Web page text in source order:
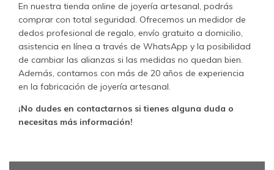
En nuestra tienda online de joyería artesanal, podrás
comprar con total seguridad. Ofrecemos un medidor de
dedos profesional de regalo, envío gratuito a domicilio,
asistencia en línea a través de WhatsApp y la posibilidad
de cambiar las alianzas si las medidas no quedan bien.
Además, contamos con más de 20 años de experiencia
en la fabricación de joyería artesanal.
¡No dudes en contactarnos si tienes alguna duda o
necesitas más información!